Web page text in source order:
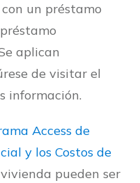
un préstamo
aplican
de visitar el
información.
Access de
y los Costos de
pueden ser